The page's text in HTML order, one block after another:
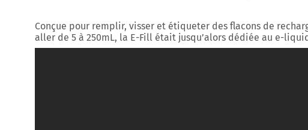
Conçue pour remplir, visser et étiqueter des flacons de
aller de 5 à 250mL, la E-Fill était jusqu’alors dédiée au e-